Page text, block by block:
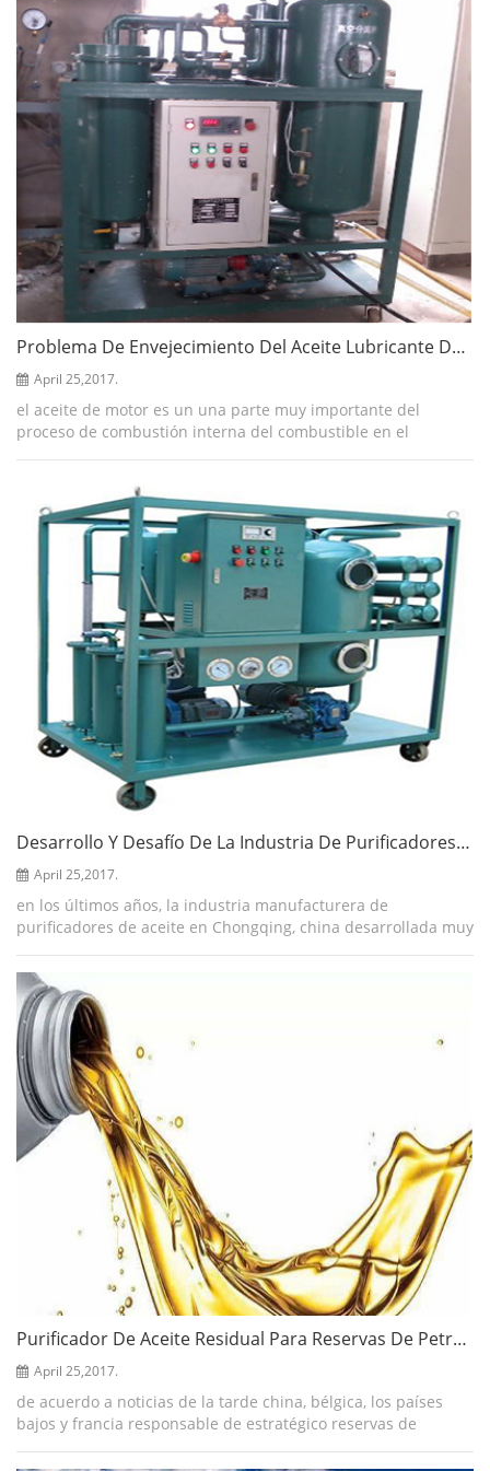
Problema De Envejecimiento Del Aceite Lubricante Del Motor
April 25,2017.
el aceite de motor es un una parte muy importante del
proceso de combustión interna del combustible en el
Desarrollo Y Desafío De La Industria De Purificadores De Aceite
April 25,2017.
en los últimos años, la industria manufacturera de
purificadores de aceite en Chongqing, china desarrollada muy
compañías ahora, producto del desarrol...
Purificador De Aceite Residual Para Reservas De Petróleo
April 25,2017.
de acuerdo a noticias de la tarde china, bélgica, los países
bajos y francia responsable de estratégico reservas de
comprar grandes cantidad...